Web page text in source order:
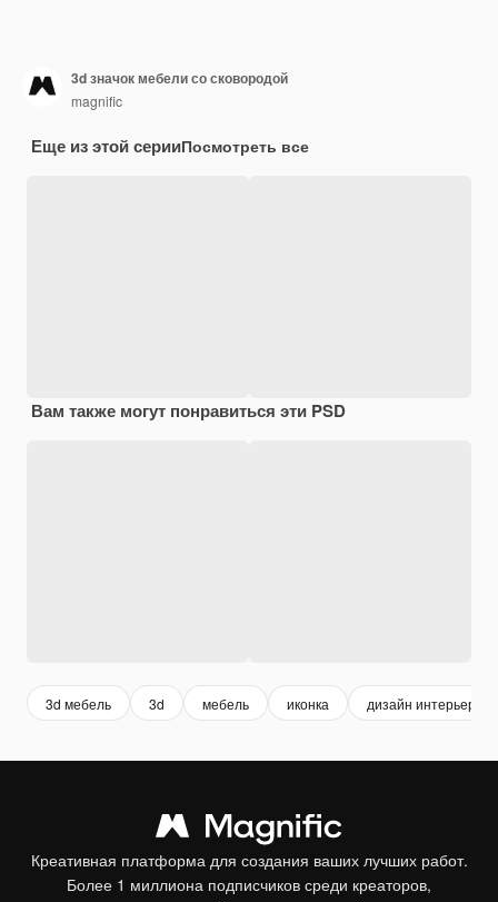
3d значок мебели со сковородой
magnific
Еще из этой серииПосмотреть все
Вам также могут понравиться эти PSD
3d мебель 3d мебель иконка дизайн интерьера
Креативная платформа для создания ваших лучших работ.
Более 1 миллиона подписчиков среди креаторов,